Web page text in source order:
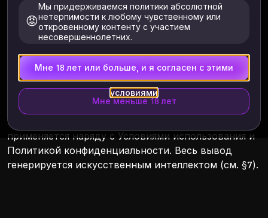
😡
Мы придерживаемся политики абсолютной
нетерпимости к любому чувственному или
откровенному контенту с участием
несовершеннолетних.
Мне 18 лет или больше, и я согласен с этими
условиями
Мне меньше 18 лет
Оператор: TecDeon Limited · Контакт:
support@swapfaces.ai
Last Updated: July 3, 2026
1. Область применения
Настоящая Политика в отношении контента
является частью вашего соглашения со SwapFace и
применяется наряду с Условиями использования и
Политикой конфиденциальности. Весь вывод
генерируется искусственным интеллектом (см. §7).